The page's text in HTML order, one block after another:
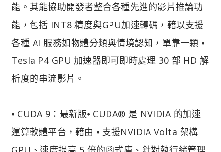
能。其能協助開發者整合各種先進的影片推論功
能，包括 INT8 精度與GPU加速轉碼，藉以支援
各種 AI 服務如物體分類與情境認知，單靠一顆 ⦁
Tesla P4 GPU 加速器即可即時處理 30 部 HD 解
析度的串流影片。
⦁ CUDA 9：最新版⦁ CUDA® 是 NVIDIA 的加速
運算軟體平台，藉由 ⦁ 支援NVIDIA Volta 架構
GPU、速度提高 5 倍的函式庫、針對執行緒管理